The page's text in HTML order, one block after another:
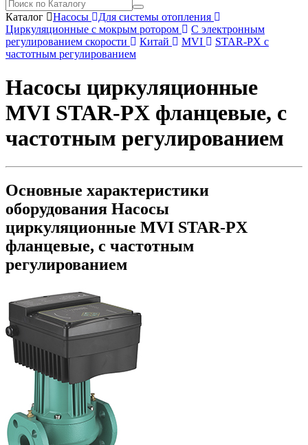
Каталог Насосы
Для системы отопления
Циркуляционные с мокрым ротором
С электронным
регулированием скорости
Китай MVI
STAR-PX с
частотным регулированием
Насосы циркуляционные
MVI STAR-PX фланцевые, с
частотным регулированием
Основные характеристики
оборудования Насосы
циркуляционные MVI STAR-PX
фланцевые, с частотным
регулированием